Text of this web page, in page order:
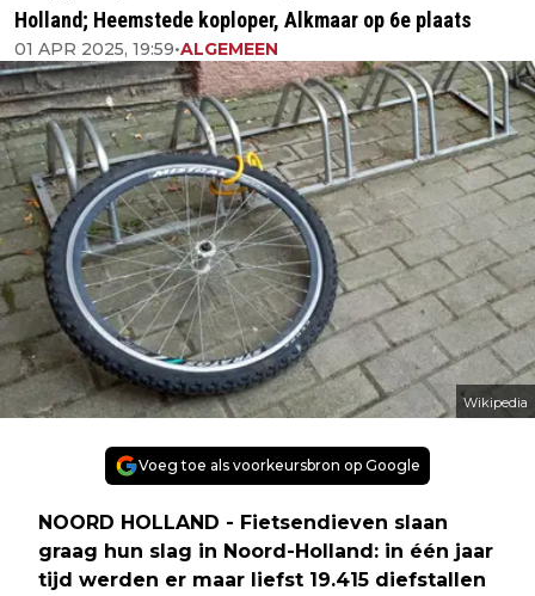
Holland; Heemstede koploper, Alkmaar op 6e plaats
01 APR 2025, 19:59•ALGEMEEN
Wikipedia
Voeg toe als voorkeursbron op Google
NOORD HOLLAND - Fietsendieven slaan
graag hun slag in Noord-Holland: in één jaar
tijd werden er maar liefst 19.415 diefstallen